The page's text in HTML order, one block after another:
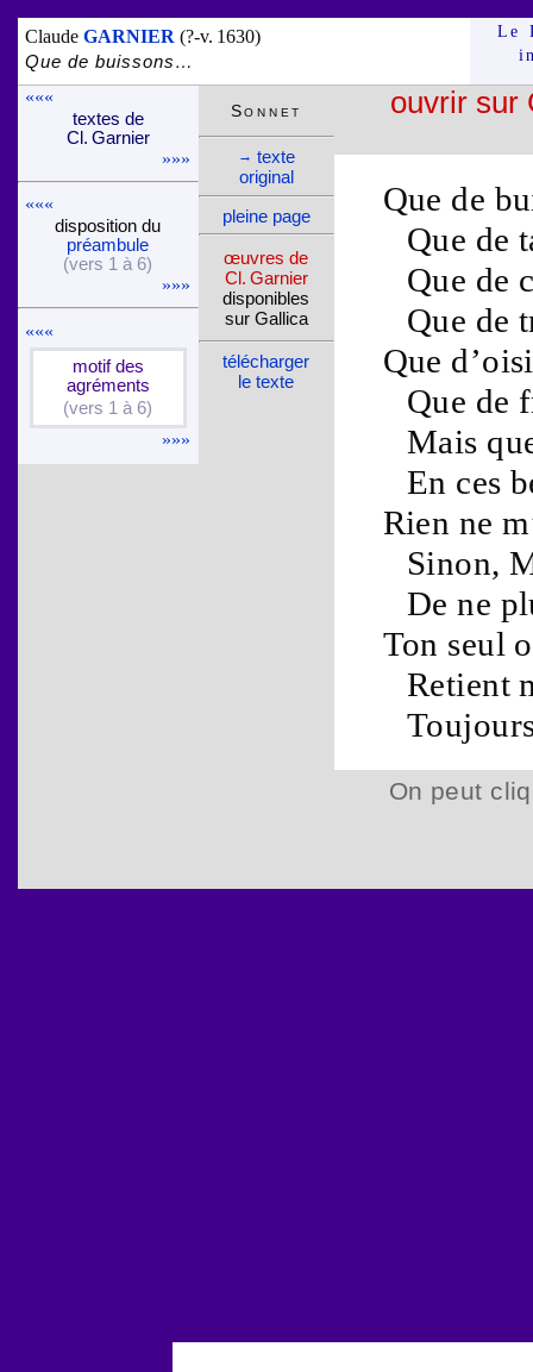
ClaudeGARNIER (?-v. 1630)
Que de buissons…
Le
«««
textes de
Cl. Gar­nier
»»»
«««
dispo­si­tion du
pré­am­bule
(vers 1 à 6)
»»»
«««
motif des
agré­ments
(vers 1 à 6)
»»»
ouvrir sur
Que de
Que de
Que de
Que de
Que d’
Que de
Mais
En ces
Rien ne
Sinon,
De ne
Ton seul
Retient
On peut
Son­net
→ texte
ori­ginal
pleine page
œuvres de
Cl. Gar­nier
dispo­nibles
sur Gallica
télé­charger
le texte